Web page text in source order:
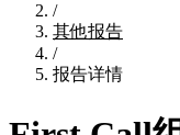
/
其他报告
/
报告详情